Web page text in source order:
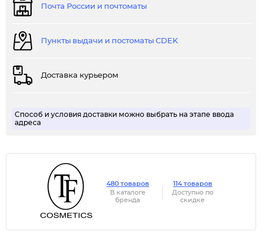
Почта России и почтоматы
Пункты выдачи и постоматы CDEK
Доставка курьером
Способ и условия доставки можно выбрать на этапе ввода
адреса
480 товаров
В каталоге
бренда
114 товаров
Доступно по
скидке